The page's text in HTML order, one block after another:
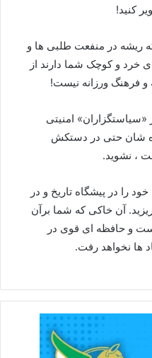
کنید!
ریشه در منفعت طلبی ها و
خرد و کوچک شما دارند از
و فرهنگ ورزانه نیست!
«سیاستگزاران» امنیتی
شان حتی در دستکش
، نشوید.
را در پیشگاه تاریخ و در
آن خاکی که شما برآن
و حافظه ای قوی در
ها نخواهد رفت.